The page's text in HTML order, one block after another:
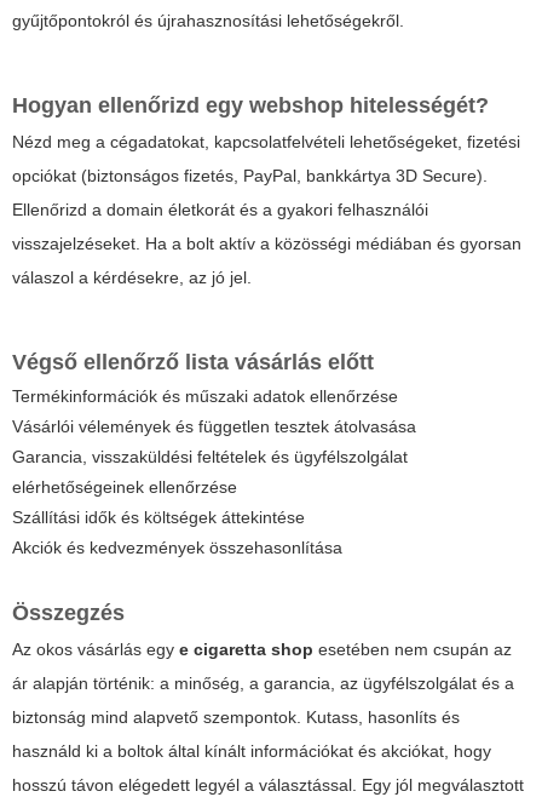
gyűjtőpontokról és újrahasznosítási lehetőségekről.
Hogyan ellenőrizd egy webshop hitelességét?
Nézd meg a cégadatokat, kapcsolatfelvételi lehetőségeket, fizetési
opciókat (biztonságos fizetés, PayPal, bankkártya 3D Secure).
Ellenőrizd a domain életkorát és a gyakori felhasználói
visszajelzéseket. Ha a bolt aktív a közösségi médiában és gyorsan
válaszol a kérdésekre, az jó jel.
Végső ellenőrző lista vásárlás előtt
Termékinformációk és műszaki adatok ellenőrzése
Vásárlói vélemények és független tesztek átolvasása
Garancia, visszaküldési feltételek és ügyfélszolgálat
elérhetőségeinek ellenőrzése
Szállítási idők és költségek áttekintése
Akciók és kedvezmények összehasonlítása
Összegzés
Az okos vásárlás egy e cigaretta shop esetében nem csupán az
ár alapján történik: a minőség, a garancia, az ügyfélszolgálat és a
biztonság mind alapvető szempontok. Kutass, hasonlíts és
használd ki a boltok által kínált információkat és akciókat, hogy
hosszú távon elégedett legyél a választással. Egy jól megválasztott